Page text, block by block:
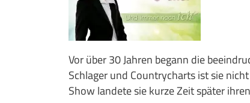
Vor über 30 Jahren begann die
Schlager und Countrycharts ist sie
Show landete sie kurze Zeit später